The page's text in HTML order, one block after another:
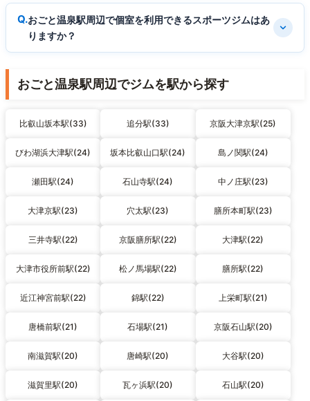
おごと温泉駅周辺で個室を利用できるスポーツジムはあ
りますか？
おごと温泉駅周辺でジムを駅から探す
比叡山坂本駅(33) 追分駅(33) 京阪大津京駅(25)
びわ湖浜大津駅(24) 坂本比叡山口駅(24) 島ノ関駅(24)
瀬田駅(24) 石山寺駅(24) 中ノ庄駅(23)
大津京駅(23) 穴太駅(23) 膳所本町駅(23)
三井寺駅(22) 京阪膳所駅(22) 大津駅(22)
大津市役所前駅(22) 松ノ馬場駅(22) 膳所駅(22)
近江神宮前駅(22) 錦駅(22) 上栄町駅(21)
唐橋前駅(21) 石場駅(21) 京阪石山駅(20)
南滋賀駅(20) 唐崎駅(20) 大谷駅(20)
滋賀里駅(20) 瓦ヶ浜駅(20) 石山駅(20)